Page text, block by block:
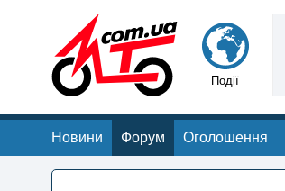
Події
Новини Форум Оголошення